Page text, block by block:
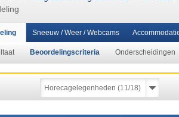
Beoordelingscriteria Onderscheidingen
Sneeuw / Weer / Webcams